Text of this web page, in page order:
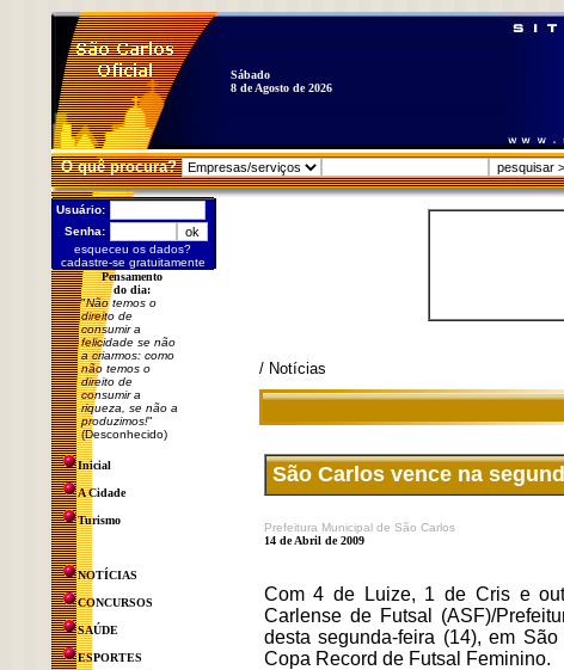
Sábado
8 de Agosto de 2026
O quê procura?
Usuário:
Senha:
esqueceu os dados?
cadastre-se gratuitamente
Pensamento
do dia:
"Não temos o
direito de
consumir a
felicidade se não
a criarmos: como
não temos o
direito de
consumir a
riqueza, se não a
produzimos!"
(Desconhecido)
Inicial
A Cidade
Turismo
NOTÍCIAS
CONCURSOS
SAÚDE
ESPORTES
/ Notícias
São Carlos vence na
Prefeitura Municipal de São Carlos
14 de Abril de 2009
Com 4 de Luize, 1 de Cris e
Carlense de Futsal (ASF)/
desta segunda-feira (14), em
Copa Record de Futsal Feminino.